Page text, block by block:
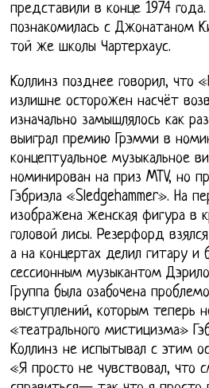
представили в конце 1974
познакомилась с Джонатаном
той же школы Чартерхаус.
Коллинз позднее говорил, что
излишне осторожен насчёт
изначально замышлялось как
выиграл премию Грэмми в
концептуальное музыкальное
номинирован на приз MTV, но
Гэбриэла «Sledgehammer». На
изображена женская фигура в
головой лисы. Резерфорд
а на концертах делил гитару и
сессионным музыкантом
Группа была озабочена
выступлений, которым теперь
«театрального мистицизма»
Коллинз не испытывал с этим
«Я просто не чувствовал, что